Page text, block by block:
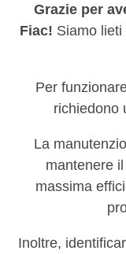
Grazie per
Fiac! Siamo
Per
richiedono
La
mantenere
massima
Inoltre,